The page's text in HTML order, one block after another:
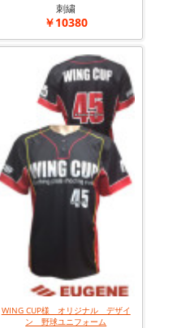
刺繍
￥10380
WING CUP様 オリジナル デザイ
ン 野球ユニフォーム